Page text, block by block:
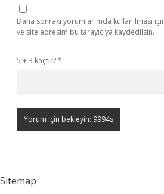
Daha sonraki yorumlarımda kullanılması
ve site adresim bu tarayıcıya kaydedilsin.
5 + 3 kaçtır?*
Sitemap